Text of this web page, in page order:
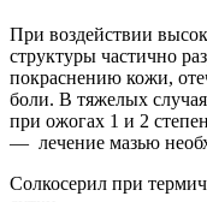
При воздействии
структуры частично
покраснению кожи,
боли. В тяжелых
при ожогах 1 и 2
— лечение мазью
Солкосерил при